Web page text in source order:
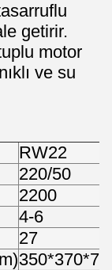
getirir.
motor
ve su
RW22
220/50
2200
4-6
27